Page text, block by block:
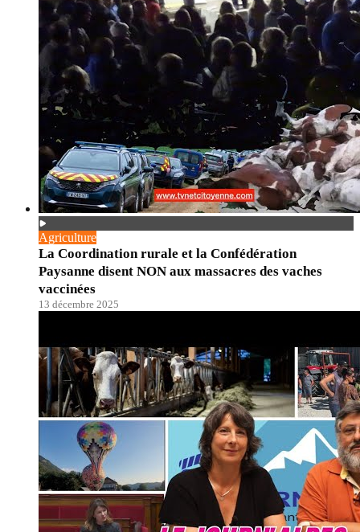
Agriculture
La Coordination rurale et la Confédération
Paysanne disent NON aux massacres des vaches
vaccinées
13 décembre 2025